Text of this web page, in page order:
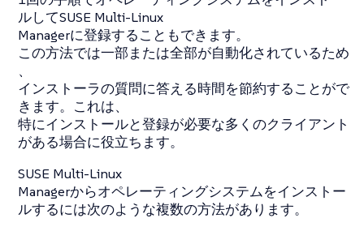
ルしてSUSE Multi-Linux
Managerに登録することもできます。
この方法では一部または全部が自動化されているため
、
インストーラの質問に答える時間を節約することがで
きます。これは、
特にインストールと登録が必要な多くのクライアント
がある場合に役立ちます。
SUSE Multi-Linux
Managerからオペレーティングシステムをインストー
ルするには次のような複数の方法があります。